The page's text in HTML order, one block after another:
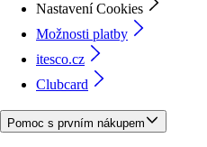
Nastavení Cookies
Možnosti platby
itesco.cz
Clubcard
Pomoc s prvním nákupem